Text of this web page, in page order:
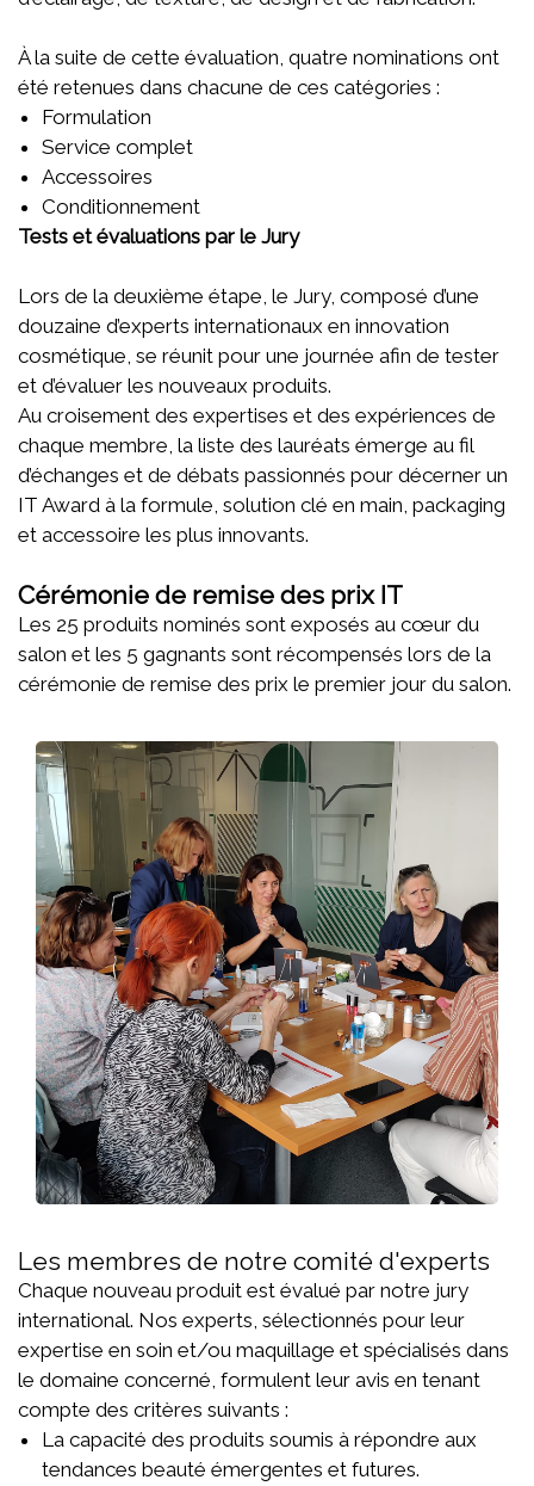
À la suite de cette évaluation, quatre nominations ont
été retenues dans chacune de ces catégories :
Formulation
Service complet
Accessoires
Conditionnement
Tests et évaluations par le Jury
Lors de la deuxième étape, le Jury, composé d’une
douzaine d’experts internationaux en innovation
cosmétique, se réunit pour une journée afin de tester
et d’évaluer les nouveaux produits.
Au croisement des expertises et des expériences de
chaque membre, la liste des lauréats émerge au fil
d’échanges et de débats passionnés pour décerner un
IT Award à la formule, solution clé en main, packaging
et accessoire les plus innovants.
Cérémonie de remise des prix IT
Les 25 produits nominés sont exposés au cœur du
salon et les 5 gagnants sont récompensés lors de la
cérémonie de remise des prix le premier jour du salon.
Les membres de notre comité d'experts
Chaque nouveau produit est évalué par notre jury
international. Nos experts, sélectionnés pour leur
expertise en soin et/ou maquillage et spécialisés dans
le domaine concerné, formulent leur avis en tenant
compte des critères suivants :
La capacité des produits soumis à répondre aux
tendances beauté émergentes et futures.